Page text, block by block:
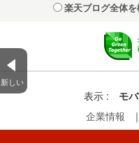
新しい
楽天ブログ全体
表示 : モ
企業情報
｜